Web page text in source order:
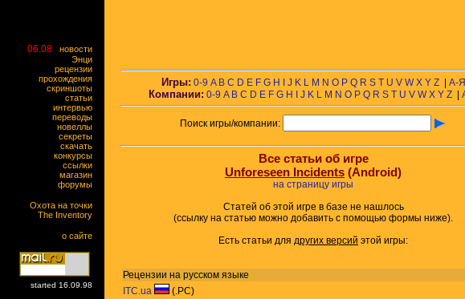
06.08
новости
Энци
рецензии
прохождения
скриншоты
статьи
интервью
переводы
новеллы
секреты
скачать
конкурсы
ссылки
магазин
форумы
Охота на точки
The Inventory
о сайте
started 16.09.98
Игры: 0-9 A B C D E F G H J K L M N O P Q R S T U V W X Y Z| А-Я
Компании: 0-9 A B C D E F G H J K L M N O P Q R S T U V W X Y Z|
Поиск игры/компании:
Все статьи об игре
Unforeseen Incidents (Android)
на страницу игры
Статей об этой игре в базе не нашлось
(ссылку на статью можно добавить с помощью формы ниже).
Есть статьи для других версий этой игры:
Рецензии на русском языке
ITC.ua
(.PC)